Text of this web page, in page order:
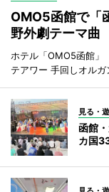
OMO5函館で「
野外劇テーマ曲
ホテル「OMO5函館」
テアワー 手回しオルガ
見る・
函館
カ国